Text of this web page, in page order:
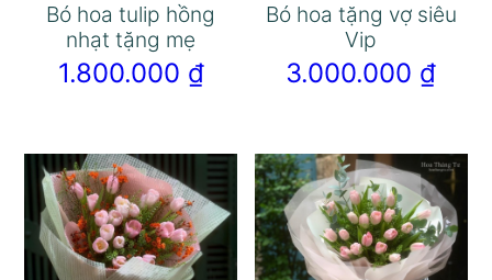
Bó hoa tulip hồng
nhạt tặng mẹ
1.800.000 ₫
Bó hoa tặng vợ siêu
Vip
3.000.000 ₫